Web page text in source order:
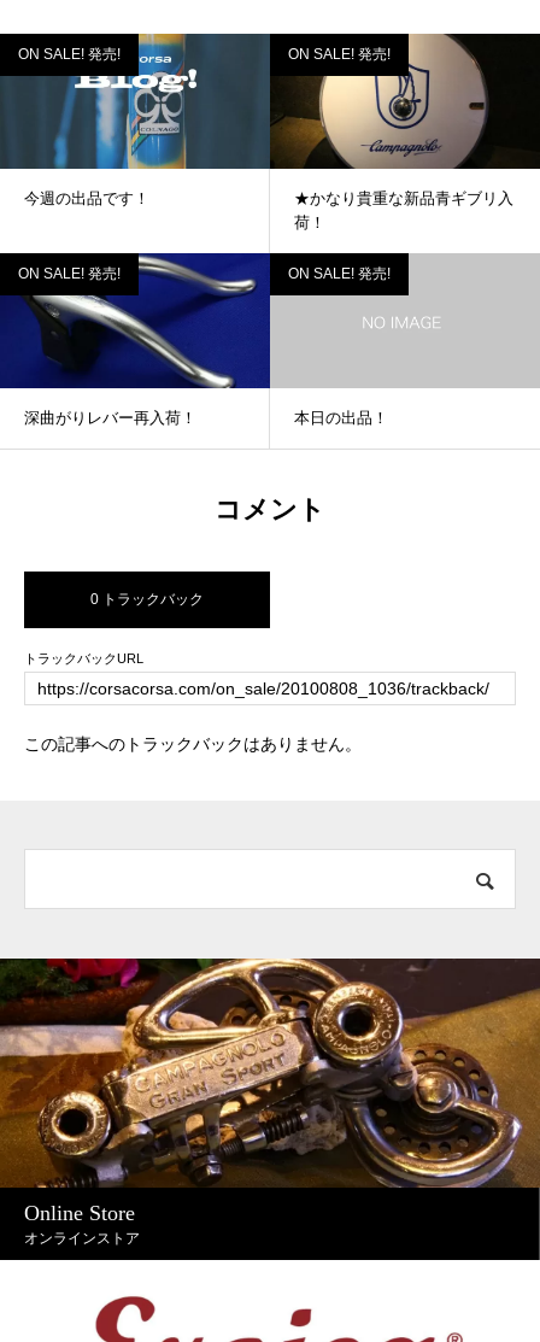
ON SALE! 発売!
今週の出品です！
ON SALE! 発売!
★かなり貴重な新品青ギブリ入
荷！
ON SALE! 発売!
深曲がりレバー再入荷！
ON SALE! 発売!
本日の出品！
コメント
0 トラックバック
トラックバックURL
この記事へのトラックバックはありません。
Online Store
オンラインストア